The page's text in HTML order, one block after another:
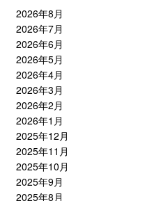
2026年8月
2026年7月
2026年6月
2026年5月
2026年4月
2026年3月
2026年2月
2026年1月
2025年12月
2025年11月
2025年10月
2025年9月
2025年8月